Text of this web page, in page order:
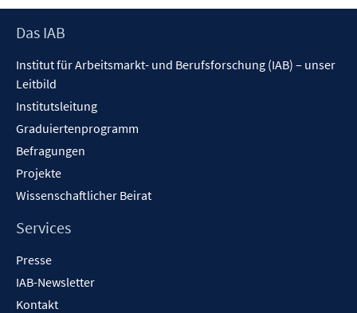
Footer
Das IAB
Institut für Arbeitsmarkt- und Berufsforschung (IAB) – unser
Leitbild
Institutsleitung
Graduiertenprogramm
Befragungen
Projekte
Wissenschaftlicher Beirat
Services
Presse
IAB-Newsletter
Kontakt